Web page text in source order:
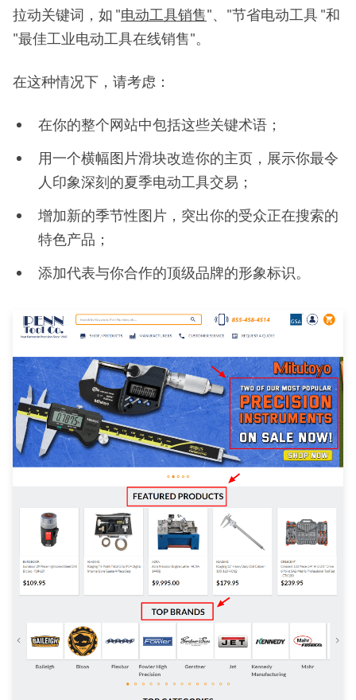
拉动关键词，如 "电动工具销售"、"节省电动工具 "和
"最佳工业电动工具在线销售"。
在这种情况下，请考虑：
在你的整个网站中包括这些关键术语；
用一个横幅图片滑块改造你的主页，展示你最令
人印象深刻的夏季电动工具交易；
增加新的季节性图片，突出你的受众正在搜索的
特色产品；
添加代表与你合作的顶级品牌的形象标识。